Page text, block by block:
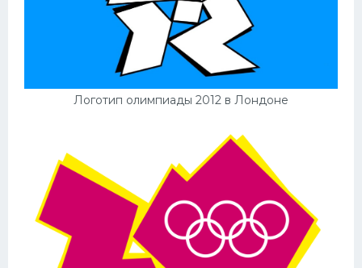
Логотип олимпиады 2012 в Лондоне